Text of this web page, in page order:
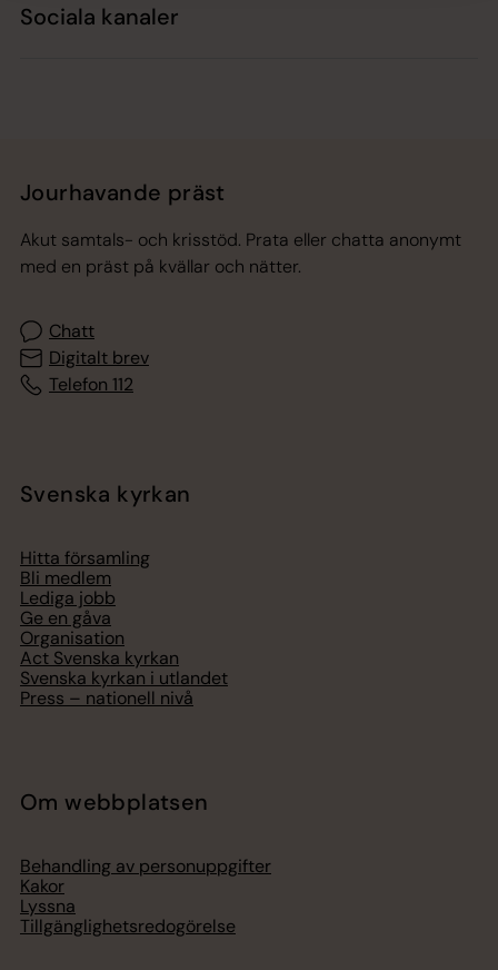
Sociala kanaler
Jourhavande präst
Akut samtals- och krisstöd. Prata eller chatta anonymt
med en präst på kvällar och nätter.
Chatt
Digitalt brev
Telefon 112
Svenska kyrkan
Hitta församling
Bli medlem
Lediga jobb
Ge en gåva
Organisation
Act Svenska kyrkan
Svenska kyrkan i utlandet
Press – nationell nivå
Om webbplatsen
Behandling av personuppgifter
Kakor
Lyssna
Tillgänglighetsredogörelse